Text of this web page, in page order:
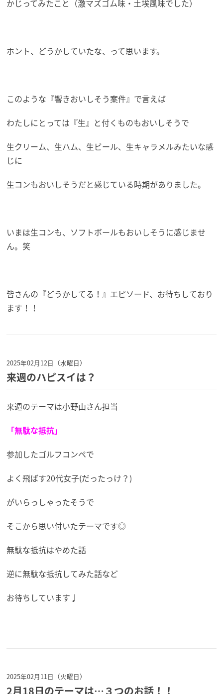
かじってみたこと（激マズゴム味・土埃風味でした）
ホント、どうかしていたな、って思います。
このような『響きおいしそう案件』で言えば
わたしにとっては『生』と付くものもおいしそうで
生クリーム、生ハム、生ビール、生キャラメルみたいな感
じに
生コンもおいしそうだと感じている時期がありました。
いまは生コンも、ソフトボールもおいしそうに感じませ
ん。笑
皆さんの『どうかしてる！』エピソード、お待ちしており
ます！！
2025年02月12日（水曜日）
来週のハピスイは？
来週のテーマは小野山さん担当
「無駄な抵抗」
参加したゴルフコンペで
よく飛ばす20代女子(だったっけ？)
がいらっしゃったそうで
そこから思い付いたテーマです◎
無駄な抵抗はやめた話
逆に無駄な抵抗してみた話など
お待ちしています♩
2025年02月11日（火曜日）
2月18日のテーマは…３つのお話！！